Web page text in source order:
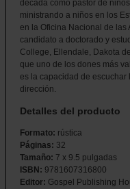
década como pastor de
ministrando a niños en los
en la Oficina Nacional de las
candidato a doctorado y
College, Ellendale, Dakota
que uno de los dones más
es la capacidad de escuchar
dirección.
Detalles del producto
Formato: rústica
Páginas: 32
Tamaño: 7 x 9.5 pulgadas
ISBN: 9781607316800
Editor: Gospel Publishing